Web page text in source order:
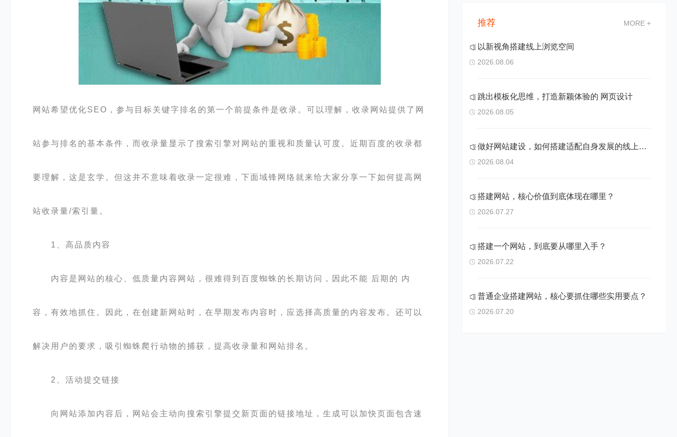
网站希望优化SEO，参与目标关键字排名的第一个前提条件是收录。可以理解，收录网站提供了网
站参与排名的基本条件，而收录量显示了搜索引擎对网站的重视和质量认可度。近期百度的收录都
要理解，这是玄学。但这并不意味着收录一定很难，下面域锋网络就来给大家分享一下如何提高网
站收录量/索引量。
1、高品质内容
内容是网站的核心、低质量内容网站，很难得到百度蜘蛛的长期访问，因此不能 后期的 内
容，有效地抓住。因此，在创建新网站时，在早期发布内容时，应选择高质量的内容发布。还可以
解决用户的要求，吸引蜘蛛爬行动物的捕获，提高收录量和网站排名。
2、活动提交链接
向网站添加内容后，网站会主动向搜索引擎提交新页面的链接地址，生成可以加快页面包含速
推荐 MORE +
以新视角搭建线上浏览空间
2026.08.06
跳出模板化思维，打造新颖体验的 网页设计
2026.08.05
做好网站建设，如何搭建适配自身发展的线上阵地
2026.08.04
搭建网站，核心价值到底体现在哪里？
2026.07.27
搭建一个网站，到底要从哪里入手？
2026.07.22
普通企业搭建网站，核心要抓住哪些实用要点？
2026.07.20